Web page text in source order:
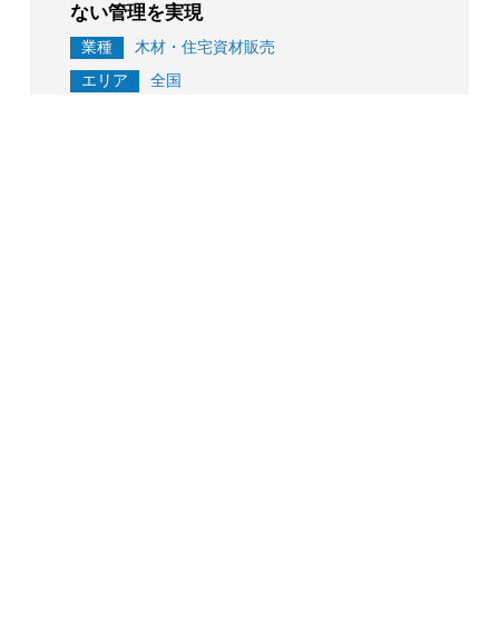
ない管理を実現
業種
木材・住宅資材販売
エリア
全国